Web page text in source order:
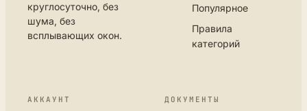
круглосуточно, без
шума, без
всплывающих окон.
Популярное
Правила
категорий
АККАУНТ ДОКУМЕНТЫ